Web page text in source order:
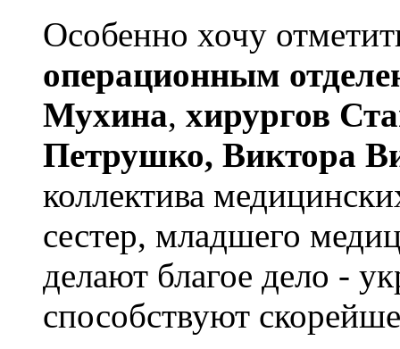
Особенно хочу
операционным
Мухина, хирургов
Петрушко, Виктора
коллектива
сестер, младшего
делают благое дело -
способствуют